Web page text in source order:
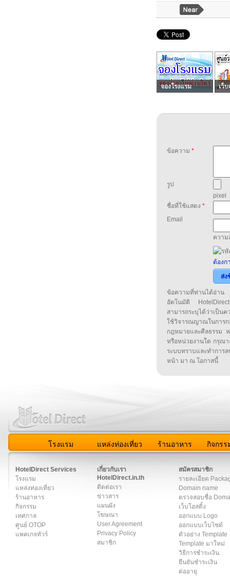
จองโรงแรม เว็บ
ข้อความ *
รูป
pixel
ชื่อที่ใช้แสดง *
Email
ความ
ต้องก
ส่ง
ข้อความที่ท่านได้อ่าน
อัตโนมัติ
สามารถระบุได้ว่าเป็น
ใช้วิจารณญาณในกา
กฎหมายและศีลธรรม
หรือหน่วยงานใด กรุณา
ระบบทราบและทำกา
หน้า มา ณ โอกาสนี้
โรงแรม แหล่งท่องเที่ยว ร้านอาหาร กิจกรร
HotelDirect Services
โรงแรม
แหล่งท่องเที่ยว
ร้านอาหาร
กิจกรรม
เทศกาล
ศูนย์ OTOP
แพคเกจทัวร์
เกี่ยวกับเรา
HotelDirect.in.th
ติดต่อเรา
ข่าวสาร
แผนผัง
โฆษณา
User Agreement
Privacy Policy
สมาชิก
สมัครสมาชิก
รายละเอียด
Domain name
ตรวจสอบชื่อ
เว็บโฮสติ้ง
ออกแบบ Logo
ออกแบบเว็บไซต์
ตัวอย่าง Template
Template มาใหม่
วิธีการชำระเงิน
ยืนยันชำระเงิน
ต่ออายุ